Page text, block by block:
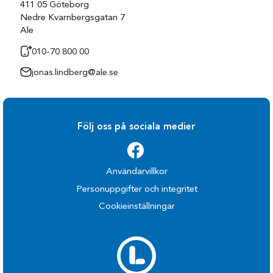
411 05 Göteborg
Nedre Kvarnbergsgatan 7
Ale
010-70 800 00
jonas.lindberg@ale.se
Följ oss på sociala medier
Användarvillkor
Personuppgifter och integritet
Cookieinställningar